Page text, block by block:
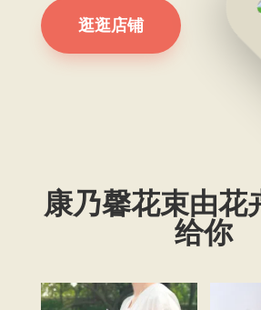
逛逛店铺
康乃馨花束由花
给你